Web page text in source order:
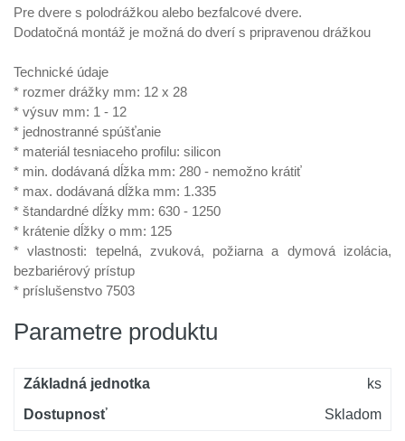
0830
mm
23,87 €Kód produktu: variant|1-147-
0930
Pre dvere s polodrážkou alebo bezfalcové dvere.
Dodatočná montáž je možná do dverí s pripravenou drážkou
Technické údaje
* rozmer drážky mm: 12 x 28
* výsuv mm: 1 - 12
* jednostranné spúšťanie
* materiál tesniaceho profilu: silicon
* min. dodávaná dĺžka mm: 280 - nemožno krátiť
* max. dodávaná dĺžka mm: 1.335
* štandardné dĺžky mm: 630 - 1250
* krátenie dĺžky o mm: 125
* vlastnosti: tepelná, zvuková, požiarna a dymová izolácia,
bezbariérový prístup
* príslušenstvo 7503
Parametre produktu
Základná jednotka
ks
Dostupnosť
Skladom